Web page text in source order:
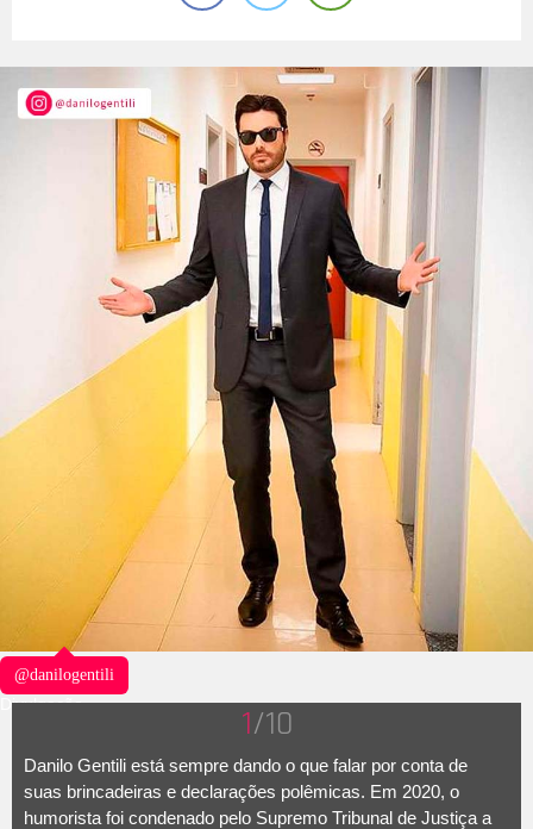
@danilogentili
Divulgação 1/10
Danilo Gentili está sempre dando o que falar por conta de
suas brincadeiras e declarações polêmicas. Em 2020, o
humorista foi condenado pelo Supremo Tribunal de Justiça a